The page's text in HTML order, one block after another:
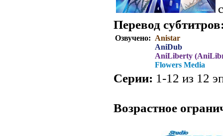
Перевод
Озвучено: Anistar
AniDub
AniLiberty
Flowers Media
Серии: 1-12 из 12
Возрастное